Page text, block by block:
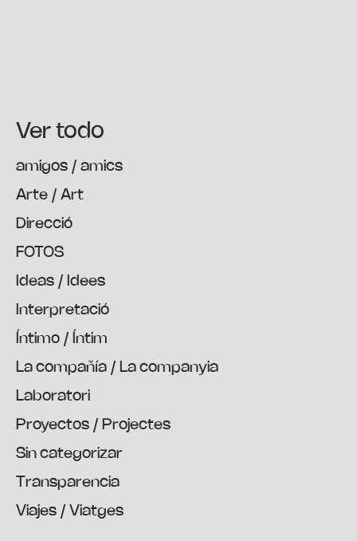
Ver todo
amigos / amics
Arte / Art
Direcció
FOTOS
Ideas / Idees
Interpretació
Íntimo / Íntim
La compañía / La companyia
Laboratori
Proyectos / Projectes
Sin categorizar
Transparencia
Viajes / Viatges